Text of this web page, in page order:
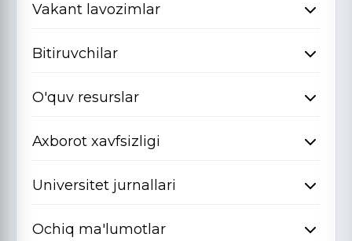
Vakant lavozimlar
Bitiruvchilar
O'quv resurslar
Axborot xavfsizligi
Universitet jurnallari
Ochiq ma'lumotlar